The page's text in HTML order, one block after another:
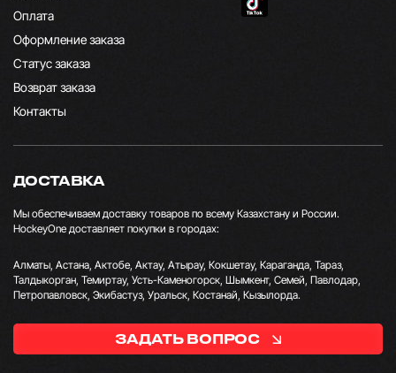
Оплата
Оформление заказа
Статус заказа
Возврат заказа
Контакты
ДОСТАВКА
Мы обеспечиваем доставку товаров по всему Казахстану и России.
HockeyOne доставляет покупки в городах:
Алматы, Астана, Актобе, Актау, Атырау, Кокшетау, Караганда, Тараз,
Талдыкорган, Темиртау, Усть-Каменогорск, Шымкент, Семей, Павлодар,
Петропавловск, Экибастуз, Уральск, Костанай, Кызылорда.
ЗАДАТЬ ВОПРОС